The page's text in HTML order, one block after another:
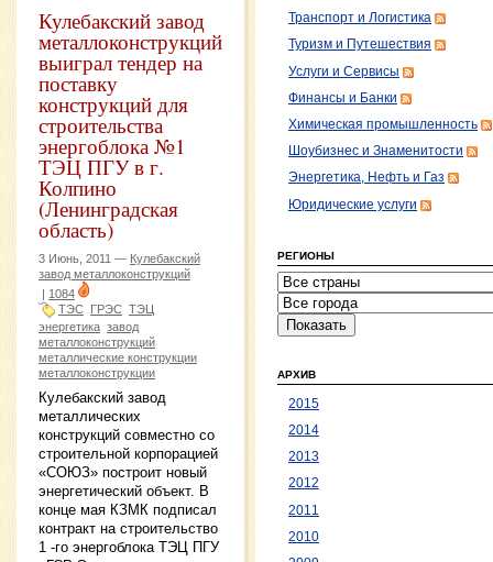
Кулебакский завод
металлоконструкций
выиграл тендер на
поставку
конструкций для
строительства
энергоблока №1
ТЭЦ ПГУ в г.
Колпино
(Ленинградская
область)
3 Июнь, 2011 — Кулебакский
завод металлоконструкций
1084
ТЭС
ГРЭС ТЭЦ
энергетика завод
металлоконструкций
металлические конструкции
металлоконструкции
Кулебакский завод
металлических
конструкций совместно со
строительной корпорацией
«СОЮЗ» построит новый
энергетический объект. В
конце мая КЗМК подписал
контракт на строительство
1 -го энергоблока ТЭЦ ПГУ
Транспорт и Логистика
Туризм и Путешествия
Услуги и Сервисы
Финансы и Банки
Химическая промышленность
Шоубизнес и Знаменитости
Энергетика, Нефть и Газ
Юридические услуги
РЕГИОНЫ
АРХИВ
2015
2014
2013
2012
2011
2010